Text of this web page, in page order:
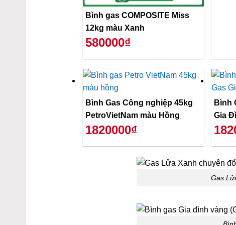
Bình gas COMPOSITE Miss
12kg màu Xanh
580000₫
Bình Gas Công nghiệp 45kg
PetroVietNam màu Hồng
1820000₫
Bình
Gia
Gas